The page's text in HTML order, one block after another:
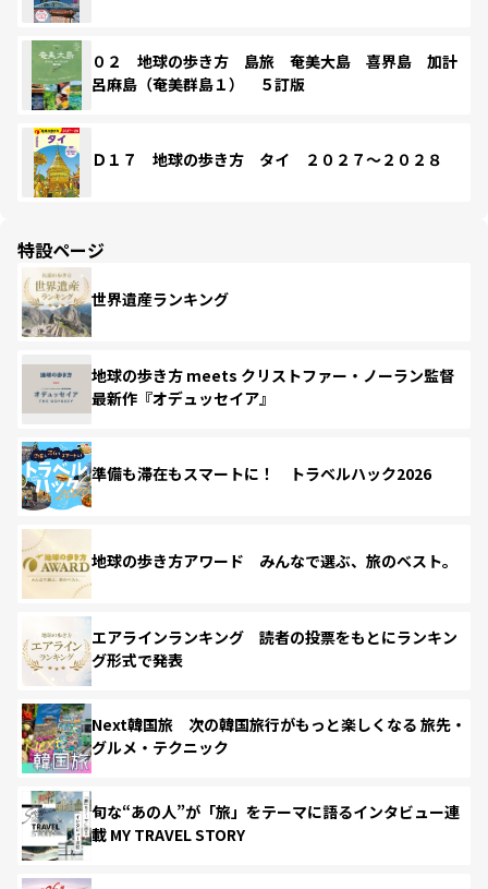
０２ 地球の歩き方 島旅 奄美大島 喜界島 加計
呂麻島（奄美群島１） ５訂版
Ｄ１７ 地球の歩き方 タイ ２０２７～２０２８
特設ページ
世界遺産ランキング
地球の歩き方 meets クリストファー・ノーラン監督
最新作『オデュッセイア』
準備も滞在もスマートに！ トラベルハック2026
地球の歩き方アワード みんなで選ぶ、旅のベスト。
エアラインランキング 読者の投票をもとにランキン
グ形式で発表
Next韓国旅 次の韓国旅行がもっと楽しくなる 旅先・
グルメ・テクニック
旬な“あの人”が「旅」をテーマに語るインタビュー連
載 MY TRAVEL STORY